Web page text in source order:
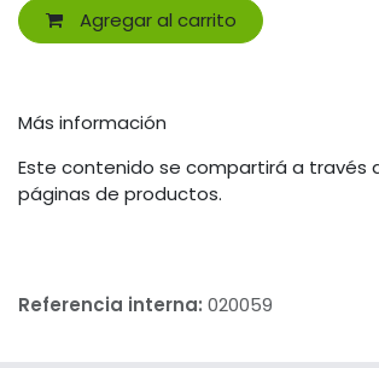
Agregar al carrito
Más información
Este contenido se compartirá a través
páginas de productos.
Referencia interna: 020059